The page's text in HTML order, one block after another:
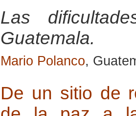
Las
Guatemala.
Mario Polanco,
De un sitio de